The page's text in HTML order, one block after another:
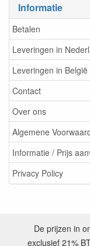
Informatie
Betalen
Leveringen in
Leveringen in België
Contact
Over ons
Algemene
Informatie / Prijs
Privacy Policy
De prijzen in
exclusief 21%